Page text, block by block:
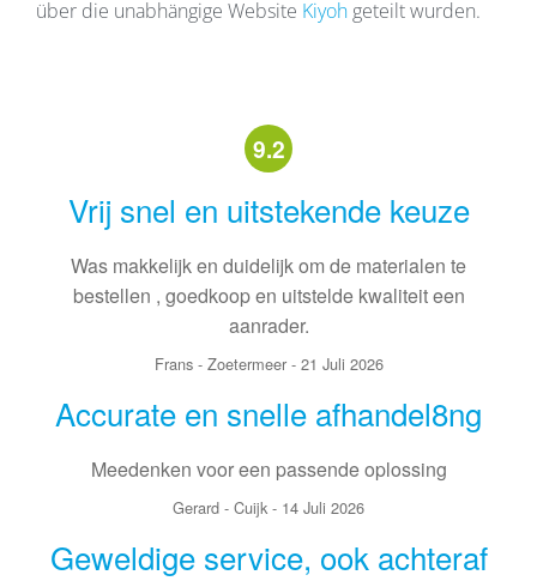
über die unabhängige Website Kiyoh geteilt wurden.
9.2
Vrij snel en uitstekende keuze
Was makkelijk en duidelijk om de materialen te
bestellen , goedkoop en uitstelde kwaliteit een
aanrader.
Frans - Zoetermeer - 21 Juli 2026
Accurate en snelle afhandel8ng
Meedenken voor een passende oplossing
Gerard - Cuijk - 14 Juli 2026
Geweldige service, ook achteraf